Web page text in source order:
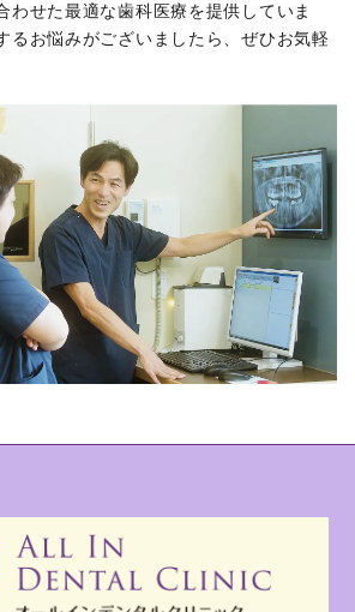
わせた最適な歯科医療を提供していま
るお悩みがございましたら、ぜひお気軽